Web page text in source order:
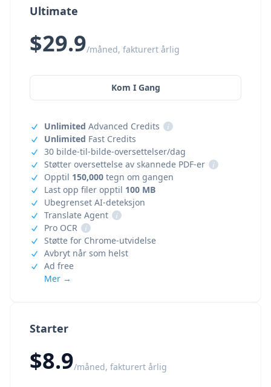
Starter
$8.9/måned, fakturert årlig
Ultimate
$29.9/måned, fakturert årlig
Kom I Gang
Unlimited Advanced Credits
i
Unlimited Fast Credits
30 bilde-til-bilde-oversettelser/dag
Støtter oversettelse av skannede PDF-er
i
Opptil 150,000 tegn om gangen
Last opp filer opptil 100 MB
Ubegrenset AI-deteksjon
Translate Agent
i
Pro OCR
i
Støtte for Chrome-utvidelse
Avbryt når som helst
Ad free
Mer →